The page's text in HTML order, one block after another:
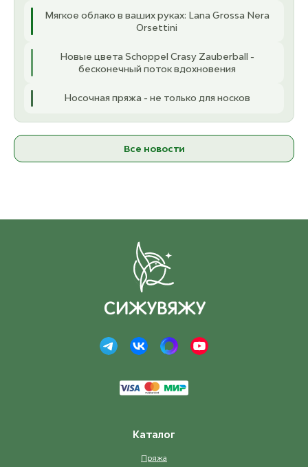
2 210 ₽
ост. 2
9.00 мм
2 330 ₽
ост. 3
Мягкое облако в ваших руках: Lana Grossa Nera
Orsettini
Новые цвета Schoppel Crasy Zauberball -
бесконечный поток вдохновения
Носочная пряжа - не только для носков
Все новости
Каталог
Пряжа